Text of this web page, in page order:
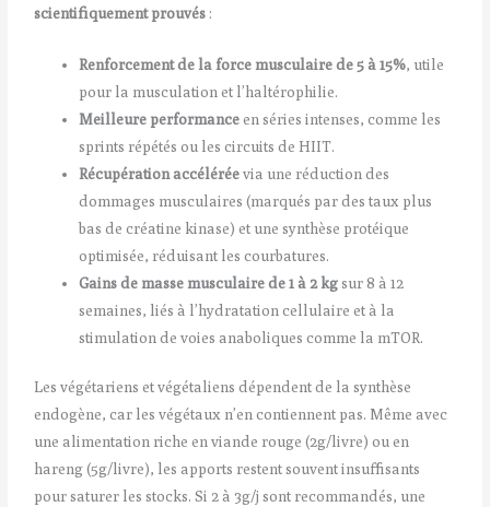
scientifiquement prouvés :
Renforcement de la force musculaire de 5 à 15%, utile
pour la musculation et l’haltérophilie.
Meilleure performanceen séries intenses, comme les
sprints répétés ou les circuits de HIIT.
Récupération accéléréevia une réduction des
dommages musculaires (marqués par des taux plus
bas de créatine kinase) et une synthèse protéique
optimisée, réduisant les courbatures.
Gains de masse musculaire de 1 à 2 kgsur 8 à 12
semaines, liés à l’hydratation cellulaire et à la
stimulation de voies anaboliques comme la mTOR.
Les végétariens et végétaliens dépendent de la synthèse
endogène, car les végétaux n’en contiennent pas. Même avec
une alimentation riche en viande rouge (2g/livre) ou en
hareng (5g/livre), les apports restent souvent insuffisants
pour saturer les stocks. Si 2 à 3g/j sont recommandés, une